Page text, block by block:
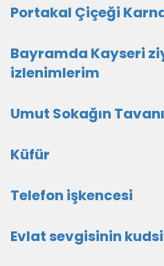
Portakal Çiçeği
Bayramda Kayseri
izlenimlerim
Umut Sokağın
Küfür
Telefon işkencesi
Evlat sevgisinin